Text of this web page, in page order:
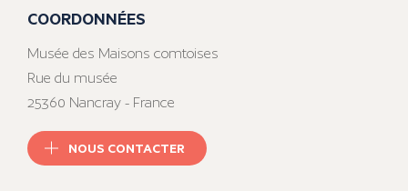
COORDONNÉES
Musée des Maisons comtoises
Rue du musée
25360 Nancray - France
NOUS CONTACTER